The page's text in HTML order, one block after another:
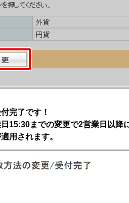
完了です！
15:30までの変更で2営業日以降
用されます。